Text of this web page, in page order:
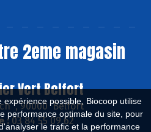
possible, Biocoop utilise
performance optimale du site, pour
le trafic et la performance
2eme magasin
Vert Belfort
, 90000 Belfort
:03 84 55 09 62